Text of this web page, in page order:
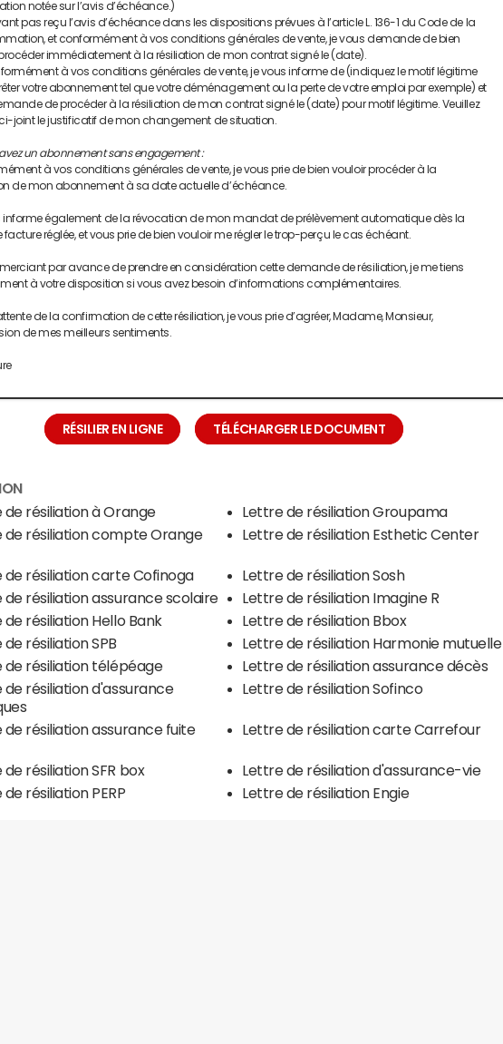
notée sur l’avis d’échéance.)
pas reçu l’avis d’échéance dans les dispositions prévues à l’article L. 136-1 du Code de la
et conformément à vos conditions générales de vente, je vous demande de bien
immédiatement à la résiliation de mon contrat signé le (date).
à vos conditions générales de vente, je vous informe de (indiquez le motif légitime
votre abonnement tel que votre déménagement ou la perte de votre emploi par exemple) et
de procéder à la résiliation de mon contrat signé le (date) pour motif légitime. Veuillez
joint le justificatif de mon changement de situation.
un abonnement sans engagement :
à vos conditions générales de vente, je vous prie de bien vouloir procéder à la
de mon abonnement à sa date actuelle d’échéance.
informe également de la révocation de mon mandat de prélèvement automatique dès la
facture réglée, et vous prie de bien vouloir me régler le trop-perçu le cas échéant.
par avance de prendre en considération cette demande de résiliation, je me tiens
à votre disposition si vous avez besoin d’informations complémentaires.
de la confirmation de cette résiliation, je vous prie d’agréer, Madame, Monsieur,
de mes meilleurs sentiments.
RÉSILIER EN LIGNE TÉLÉCHARGER LE DOCUMENT
de résiliation à Orange
Lettre de résiliation Groupama
de résiliation compte Orange
Lettre de résiliation Esthetic Center
de résiliation carte Cofinoga
Lettre de résiliation Sosh
de résiliation assurance scolaire
Lettre de résiliation Imagine R
de résiliation Hello Bank
Lettre de résiliation Bbox
résiliation SPB
Lettre de résiliation Harmonie mutuelle
de résiliation télépéage
Lettre de résiliation assurance décès
de résiliation d'assurance
Lettre de résiliation Sofinco
de résiliation assurance fuite
Lettre de résiliation carte Carrefour
résiliation SFR box
Lettre de résiliation d'assurance-vie
résiliation PERP
Lettre de résiliation Engie